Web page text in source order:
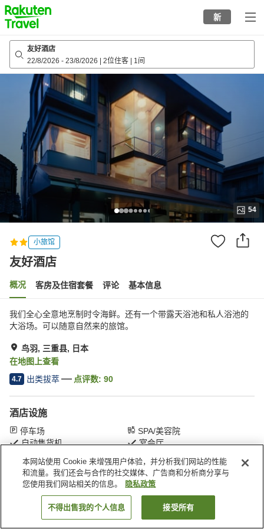
to
top
page
新
友好酒店
22/8/2026 - 23/8/2026 2位住客 1间
54
小旅馆
友好酒店
概况 客房及住宿套餐 评论 基本信息
我们全心全意地烹制时令海鲜。还有一个带露天浴池和私人浴池的
大浴场。可以随意自然来的旅馆。
鸟羽, 三重县, 日本
在地图上查看
4.7 出类拔萃 点评数: 90
酒店设施
停车场
SPA/美容院
自动售货机
宴会厅
首页 日本 三重县 鸟羽 友好酒店
搜索客房
本网站使用 Cookie 来增强用户体验，并分析我们网站的性能
和流量。我们还会与合作的社交媒体、广告商和分析商分享与
您使用我们网站相关的信息。
隐私政策
不得出售我的个人信息 接受所有